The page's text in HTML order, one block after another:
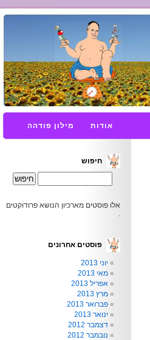
אודות מילון פודהה
חיפוש
אלו פוסטים מארכיון הנושא פרודוקטים
.
פוסטים אחרונים
יוני 2013
מאי 2013
אפריל 2013
מרץ 2013
פברואר 2013
ינואר 2013
דצמבר 2012
נובמבר 2012